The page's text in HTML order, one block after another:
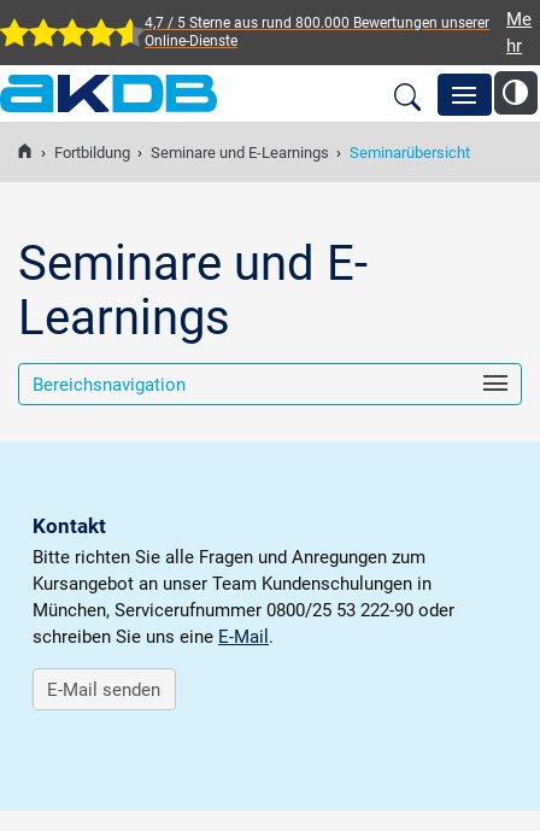
4,7 / 5 Sterne aus rund 800.000 Bewertungen unserer
Online-Dienste
Me
hr
AKDB Anstalt für
Kommunale
Datenverarbeitung in
Newsroom
Lösungen
Veranstaltungen
Fortbildung
Karriere
Über die AKDB
› Fortbildung › Seminare und E-Learnings › Seminarübersicht
Seminare und E-
Learnings
Bereichsnavigation
Kontakt
Bitte richten Sie alle Fragen und Anregungen zum
Kursangebot an unser Team Kundenschulungen in
München, Servicerufnummer 0800/25 53 222-90 oder
schreiben Sie uns eine E-Mail .
E-Mail senden